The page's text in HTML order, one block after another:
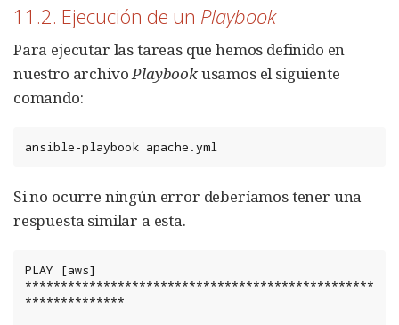
11.2. Ejecución de un Playbook
Para ejecutar las tareas que hemos definido en
nuestro archivoPlaybookusamos el siguiente
comando:
ansible-playbook apache.yml
Si no ocurre ningún error deberíamos tener una
respuesta similar a esta.
PLAY [aws]
*************************************************
**************